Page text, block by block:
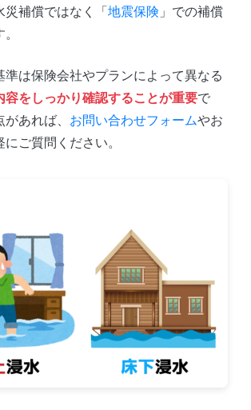
災補償ではなく「地震保険 」での補償
準は保険会社やプランによって異なる
容をしっかり確認することが重要で
あれば、 お問い合わせフォームやお
ご質問ください。